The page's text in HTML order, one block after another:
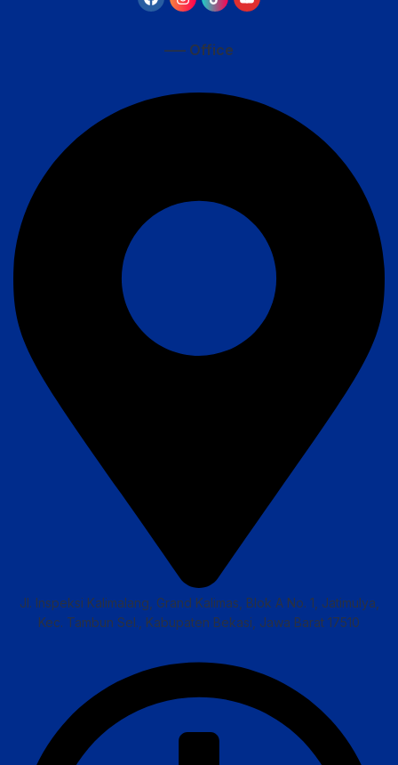
—– Office
Jl. Inspeksi Kalimalang, Grand Kalimas, Blok A No. 1, Jatimulya,
Kec. Tambun Sel., Kabupaten Bekasi, Jawa Barat 17510